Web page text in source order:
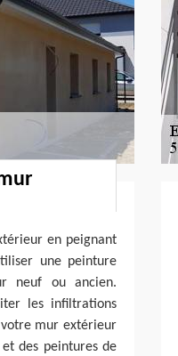
en peignant
une peinture
neuf ou ancien.
les infiltrations
mur extérieur
des peintures de